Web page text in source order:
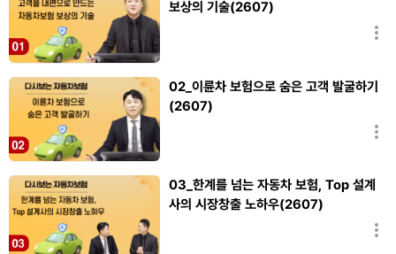
보상의 기술(2607)
02_이륜차 보험으로 숨은 고객 발굴하기
(2607)
03_한계를 넘는 자동차 보험, Top 설계
사의 시장창출 노하우(2607)